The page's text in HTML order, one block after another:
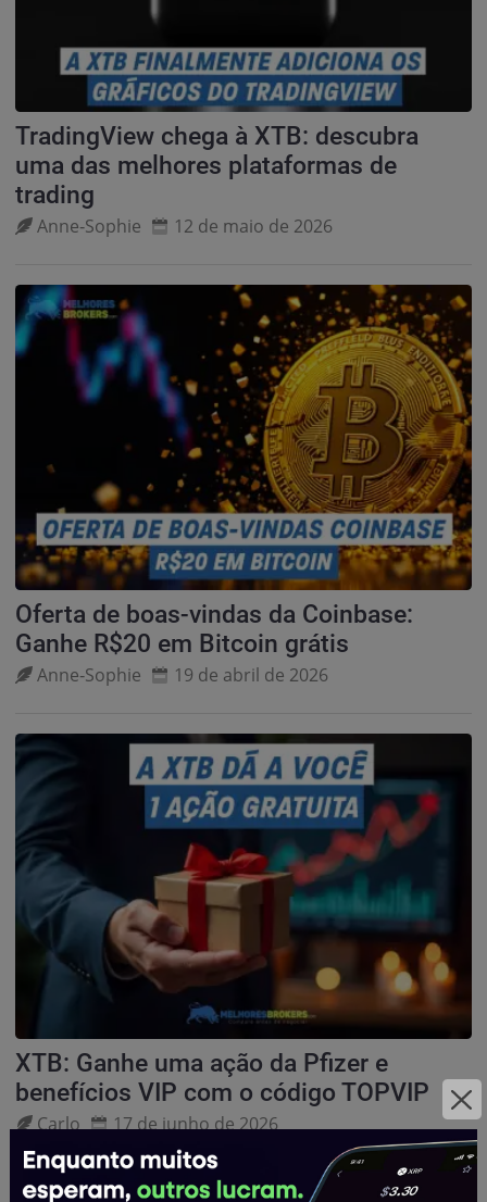
TradingView chega à XTB: descubra
uma das melhores plataformas de
trading
Anne‑Sophie 12 de maio de 2026
Oferta de boas-vindas da Coinbase:
Ganhe R$20 em Bitcoin grátis
Anne‑Sophie 19 de abril de 2026
XTB: Ganhe uma ação da Pfizer e
benefícios VIP com o código TOPVIP
Carlo 17 de junho de 2026